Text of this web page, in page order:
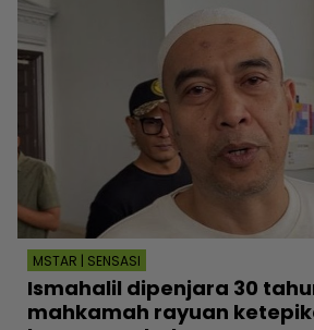
MSTAR | SENSASI
Ismahalil dipenjara 30
mahkamah rayuan